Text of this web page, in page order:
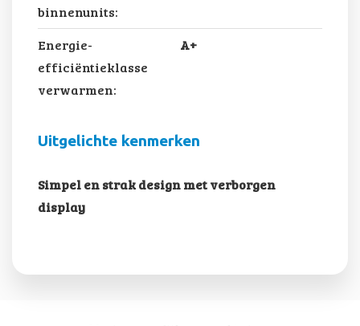
binnenunits:
Energie-
efficiëntieklasse
verwarmen:
A+
Uitgelichte kenmerken
Simpel en strak design met verborgen
display